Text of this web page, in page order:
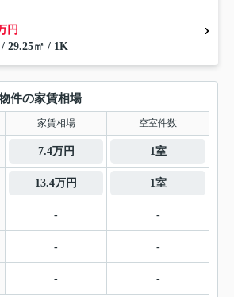
円
/ 29.25㎡ / 1K
件の家賃相場
家賃相場 空室件数
7.4万円 1室
13.4万円 1室
- -
- -
- -